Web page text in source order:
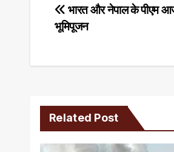
Post
navigation
भारत और नेपाल के पीएम आज
भूमिपूजन
Related Post